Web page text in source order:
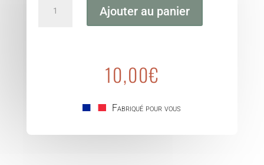
Ajouter au panier
10,00€
Fabriqué pour vous